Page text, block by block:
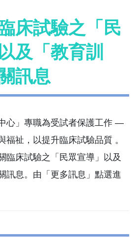
床試驗之「民
及「教育訓
訊息
心」專職為受試者保護工作 —
福祉，以提升臨床試驗品質 。
臨床試驗之「民眾宣導」以及
訊息。由「更多訊息」點選進